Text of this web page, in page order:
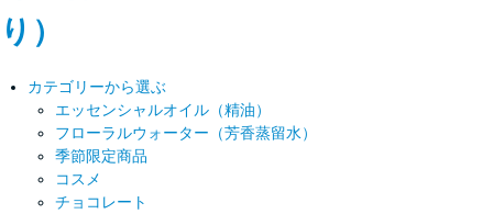
カテゴリーから選ぶ
エッセンシャルオイル（精油）
フローラルウォーター（芳香蒸留水）
季節限定商品
コスメ
チョコレート